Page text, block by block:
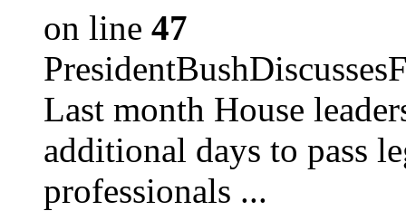
on line 47
Last month House
additional days to pass
professionals ...